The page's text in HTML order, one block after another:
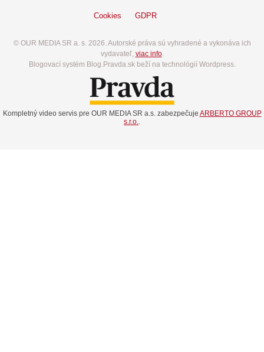
Cookies GDPR
© OUR MEDIA SR a. s. 2026. Autorské práva sú vyhradené a vykonáva ich
vydavateľ, viac info.
Blogovací systém Blog.Pravda.sk beží na technológií Wordpress.
Kompletný video servis pre OUR MEDIA SR a.s. zabezpečuje ARBERTO GROUP
s.r.o.